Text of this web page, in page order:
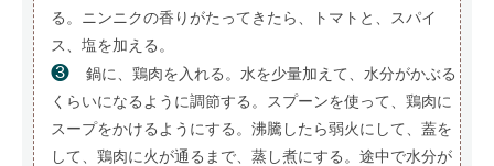
る。ニンニクの香りがたってきたら、トマトと、スパイ
ス、塩を加える。
❸
鍋に、鶏肉を入れる。水を少量加えて、水分がかぶる
くらいになるように調節する。スプーンを使って、鶏肉に
スープをかけるようにする。沸騰したら弱火にして、蓋を
して、鶏肉に火が通るまで、蒸し煮にする。途中で水分が